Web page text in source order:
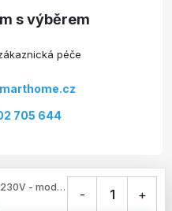
705 644
Shelly 1-Channel Decoupler 230V - modul pro propojení AC vypínačů s DC zařízeními - 1 +